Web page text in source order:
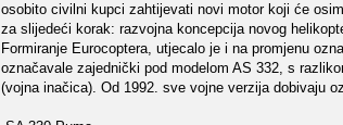
osobito civilni kupci zahtijevati novi motor koji će
za slijedeći korak: razvojna koncepcija novog
Formiranje Eurocoptera, utjecalo je i na promjenu
označavale zajednički pod modelom AS 332, s
(vojna inačica). Od 1992. sve vojne verzija dobivaju